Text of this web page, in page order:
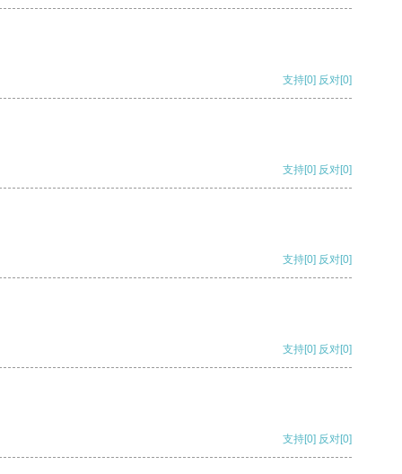
支持[0] 反对[0]
支持[0] 反对[0]
支持[0] 反对[0]
支持[0] 反对[0]
支持[0] 反对[0]